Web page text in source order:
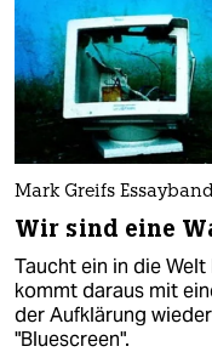
Mark Greifs
Wir sind eine
Taucht ein in die
kommt daraus mit
der Aufklärung
"Bluescreen".